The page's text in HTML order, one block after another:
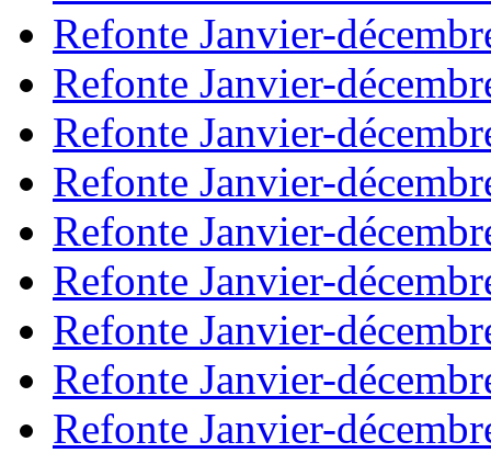
Refonte Janvier-
Refonte Janvier-
Refonte Janvier-
Refonte Janvier-
Refonte Janvier-
Refonte Janvier-
Refonte Janvier-
Refonte Janvier-
Refonte Janvier-